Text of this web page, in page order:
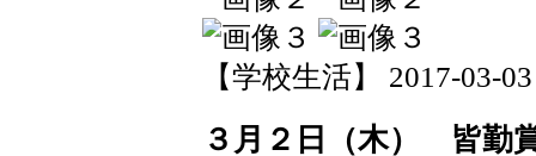
【学校生活】 2017-03-
３月２日（木） 皆勤